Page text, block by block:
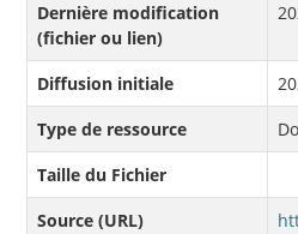
Dernière modification
(fichier ou lien)
Diffusion initiale
Type de ressource
Taille du Fichier
Source (URL)